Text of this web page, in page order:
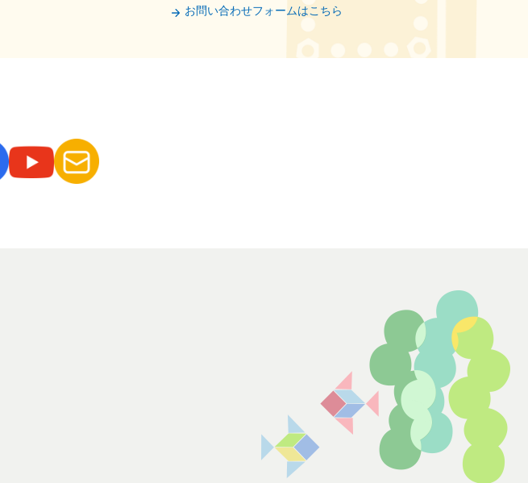
お問い合わせフォームはこちら